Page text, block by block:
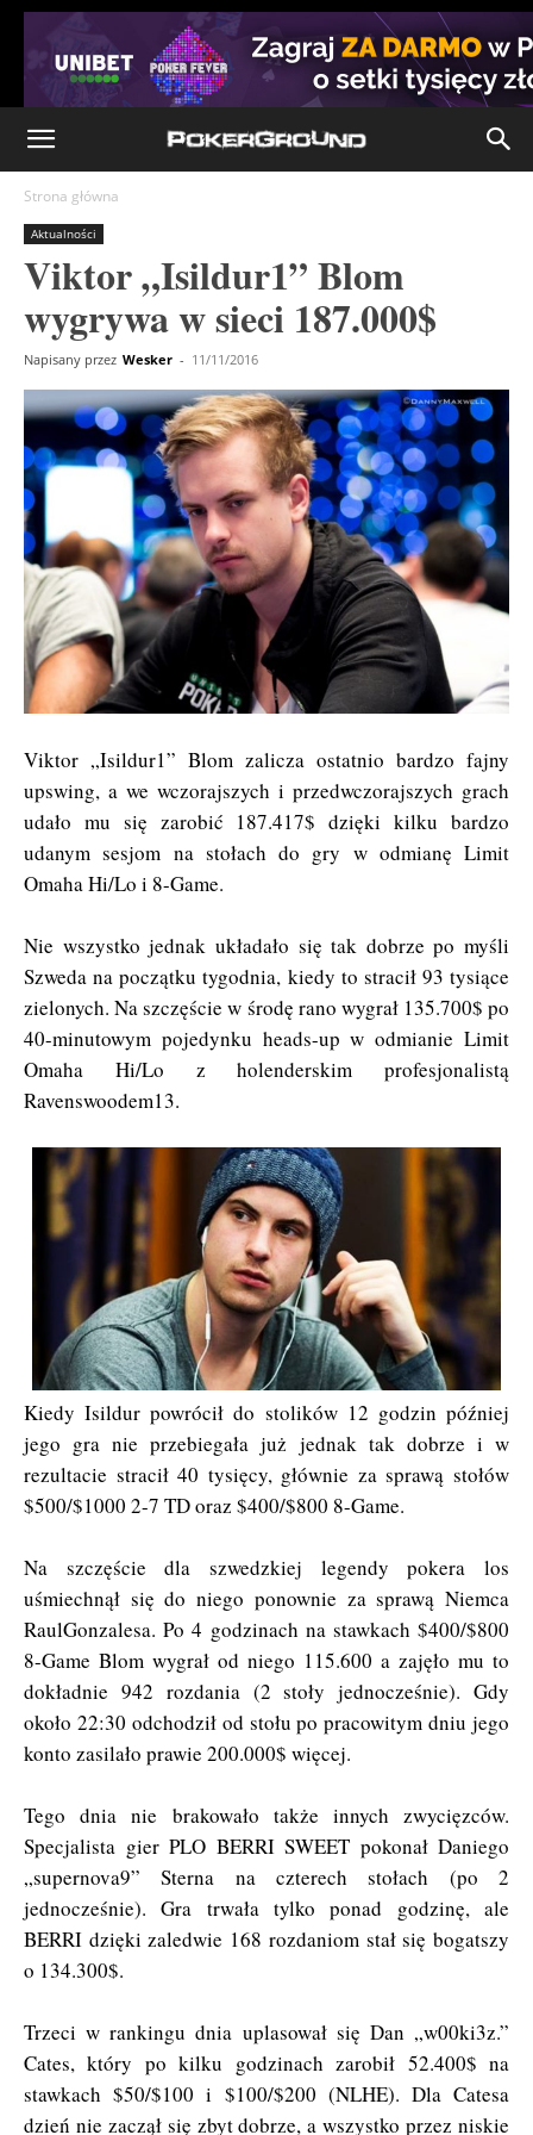
Strona główna
Aktualności
Viktor „Isildur1” Blom
wygrywa w sieci 187.000$
Napisany przez Wesker - 11/11/2016
Viktor „Isildur1” Blom zalicza ostatnio bardzo fajny
upswing, a we wczorajszych i przedwczorajszych grach
udało mu się zarobić 187.417$ dzięki kilku bardzo
udanym sesjom na stołach do gry w odmianę Limit
Omaha Hi/Lo i 8-Game.
Nie wszystko jednak układało się tak dobrze po myśli
Szweda na początku tygodnia, kiedy to stracił 93 tysiące
zielonych. Na szczęście w środę rano wygrał 135.700$ po
40-minutowym pojedynku heads-up w odmianie Limit
Omaha Hi/Lo z holenderskim profesjonalistą
Ravenswoodem13.
Kiedy Isildur powrócił do stolików 12 godzin później
jego gra nie przebiegała już jednak tak dobrze i w
rezultacie stracił 40 tysięcy, głównie za sprawą stołów
$500/$1000 2-7 TD oraz $400/$800 8-Game.
Na szczęście dla szwedzkiej legendy pokera los
uśmiechnął się do niego ponownie za sprawą Niemca
RaulGonzalesa. Po 4 godzinach na stawkach $400/$800
8-Game Blom wygrał od niego 115.600 a zajęło mu to
dokładnie 942 rozdania (2 stoły jednocześnie). Gdy
około 22:30 odchodził od stołu po pracowitym dniu jego
konto zasilało prawie 200.000$ więcej.
Tego dnia nie brakowało także innych zwycięzców.
Specjalista gier PLO BERRI SWEET pokonał Daniego
„supernova9” Sterna na czterech stołach (po 2
jednocześnie). Gra trwała tylko ponad godzinę, ale
BERRI dzięki zaledwie 168 rozdaniom stał się bogatszy
o 134.300$.
Trzeci w rankingu dnia uplasował się Dan „w00ki3z.”
Cates, który po kilku godzinach zarobił 52.400$ na
stawkach $50/$100 i $100/$200 (NLHE). Dla Catesa
dzień nie zaczął się zbyt dobrze, a wszystko przez niskie